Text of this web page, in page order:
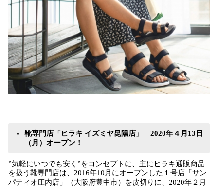
靴専門店「ヒラキ イズミヤ昆陽店」
2020年４月13日
（月）オープン！
”気軽にいつでも安く”をコンセプトに、主にヒラキ通販商品
を扱う靴専門店は、2016年10月にオープンした１号店「サン
パティオ庄内店」（大阪府豊中市）を皮切りに、2020年２月